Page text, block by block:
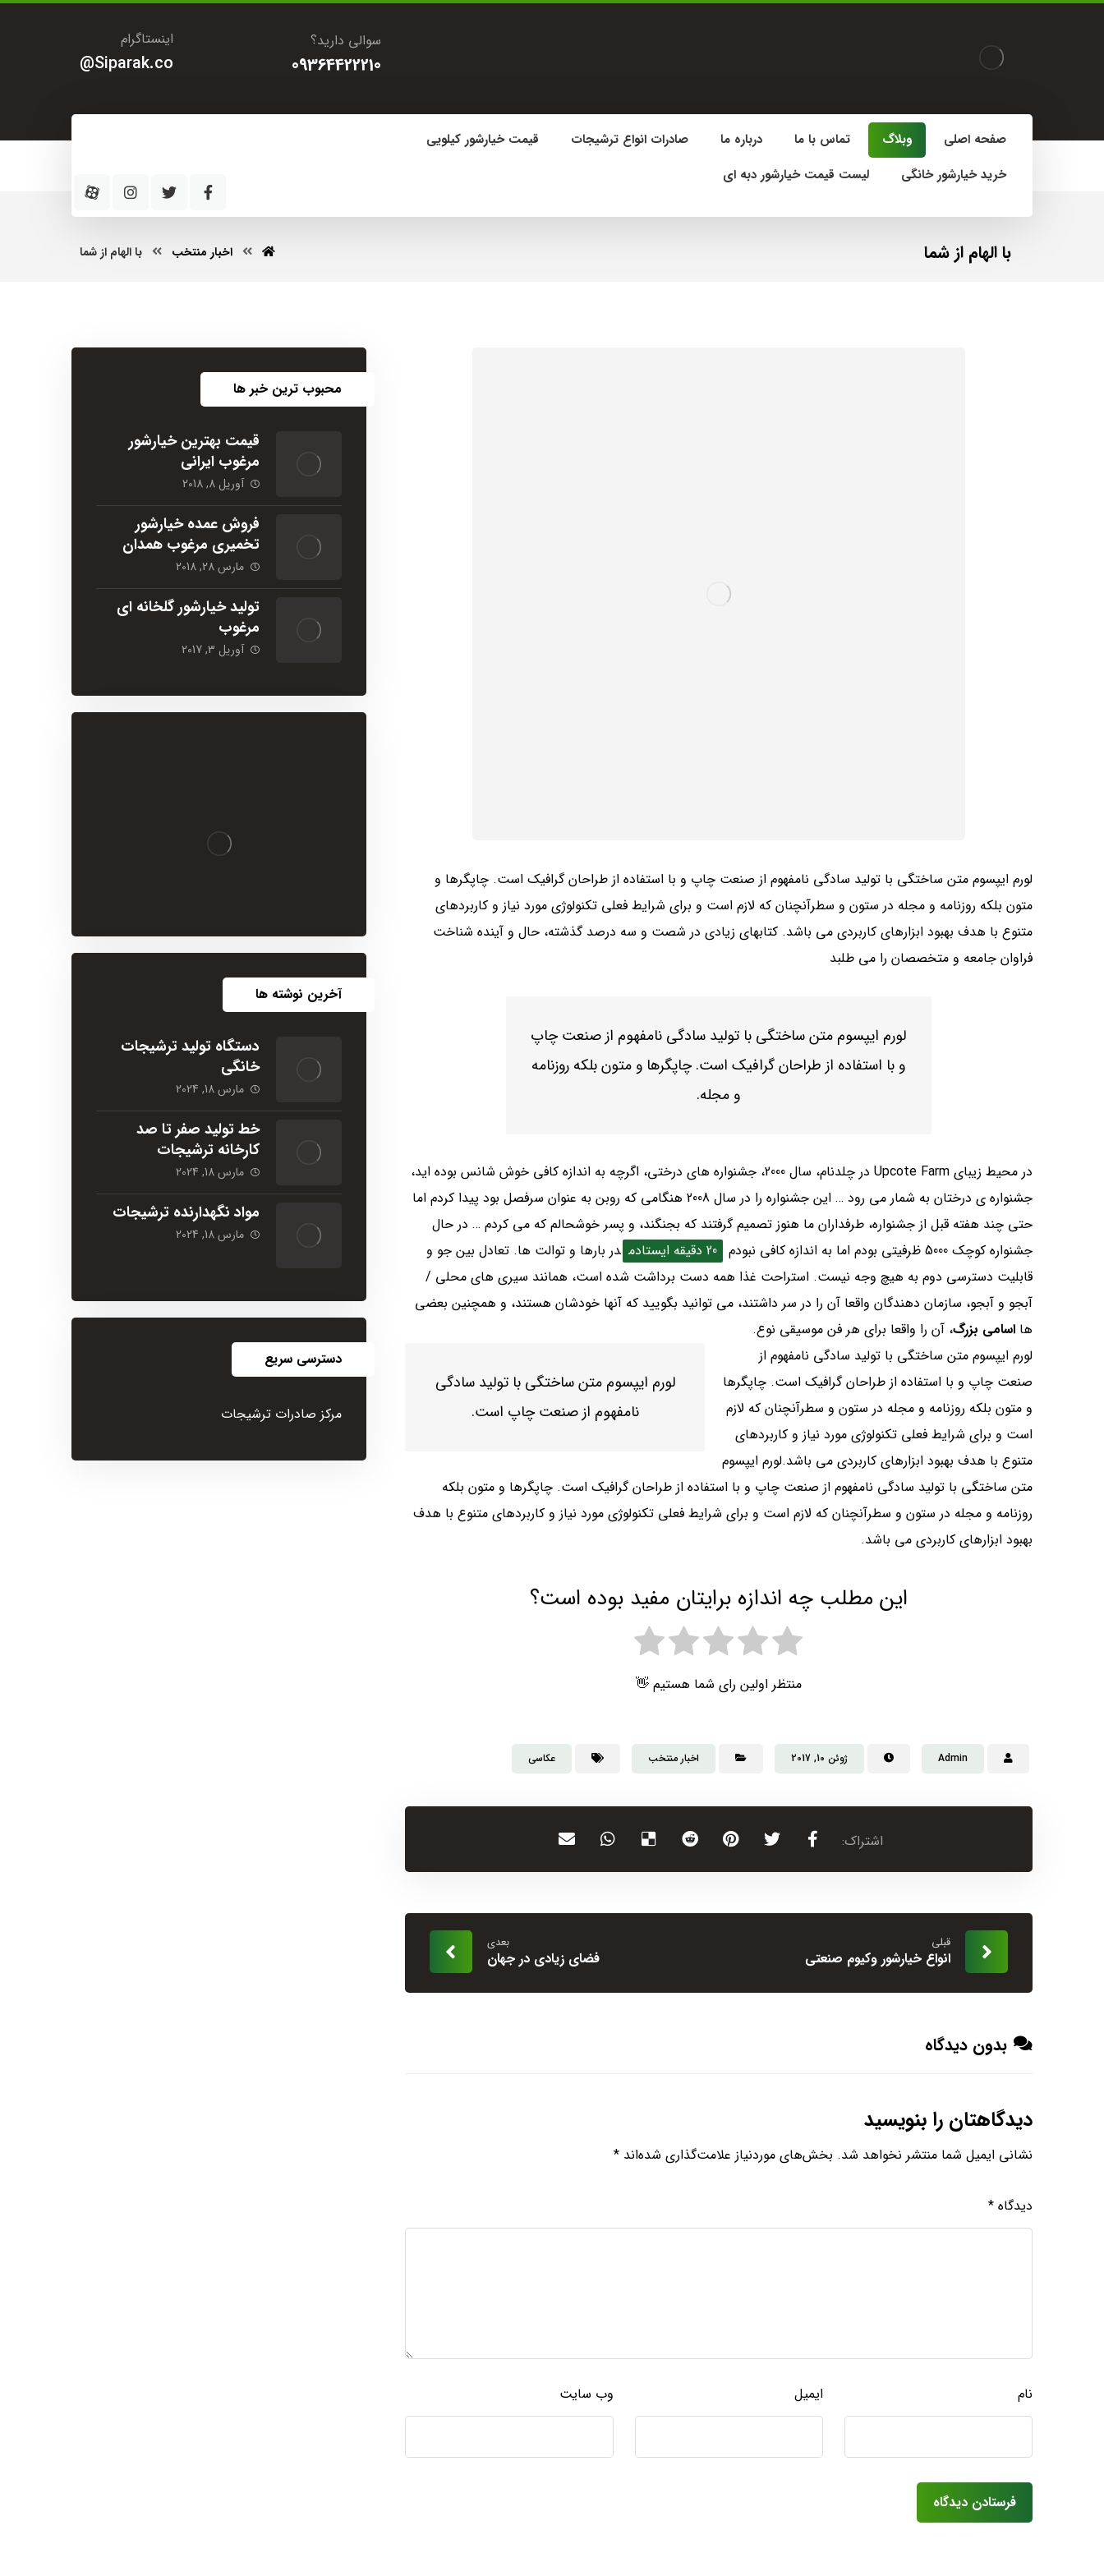
اینستاگرام
Siparak.co@
سوالی دارید؟
09364422210
صفحه اصلی وبلاگ تماس با ما درباره ما صادرات انواع ترشیجات
قیمت خیارشور کیلویی
خرید خیارشور خانگی
لیست قیمت خیارشور دبه ای
با الهام از شما اخبار منتخب با الهام از شما
لورم ایپسوم متن ساختگی با تولید سادگی نامفهوم از صنعت چاپ و با استفاده از طراحان گرافیک است. چاپگرها و
متون بلکه روزنامه و مجله در ستون و سطرآنچنان که لازم است و برای شرایط فعلی تکنولوژی مورد نیاز و کاربردهای
متنوع با هدف بهبود ابزارهای کاربردی می باشد. کتابهای زیادی در شصت و سه درصد گذشته، حال و آینده شناخت
فراوان جامعه و متخصصان را می طلبد
لورم ایپسوم متن ساختگی با تولید سادگی نامفهوم از صنعت چاپ
و با استفاده از طراحان گرافیک است. چاپگرها و متون بلکه روزنامه
و مجله.
در محیط زیبای Upcote Farm در چلدنام، سال 2000، جشنواره های درختی، اگرچه به اندازه کافی خوش شانس بوده اید،
جشنواره ی درختان به شمار می رود … این جشنواره را در سال 2008 هنگامی که روبن به عنوان سرفصل بود پیدا کردم اما
حتی چند هفته قبل از جشنواره، طرفداران ما هنوز تصمیم گرفتند که بجنگند، و پسر خوشحالم که می کردم … در حال
جشنواره کوچک 5000 ظرفیتی بودم اما به اندازه کافی نبودم
20 دقیقه ایستادم
در بارها و توالت ها. تعادل بین جو و
قابلیت دسترسی دوم به هیچ وجه نیست. استراحت غذا همه دست برداشت شده است، همانند سیری های محلی /
آبجو و آبجو، سازمان دهندگان واقعا آن را در سر داشتند، می توانید بگویید که آنها خودشان هستند، و همچنین بعضی
ها اسامی بزرگ، آن را واقعا برای هر فن موسیقی نوع.
لورم ایپسوم متن ساختگی با تولید سادگی
نامفهوم از صنعت چاپ است.
لورم ایپسوم متن ساختگی با تولید سادگی نامفهوم از
صنعت چاپ و با استفاده از طراحان گرافیک است. چاپگرها
و متون بلکه روزنامه و مجله در ستون و سطرآنچنان که لازم
است و برای شرایط فعلی تکنولوژی مورد نیاز و کاربردهای
متنوع با هدف بهبود ابزارهای کاربردی می باشد.لورم ایپسوم
متن ساختگی با تولید سادگی نامفهوم از صنعت چاپ و با استفاده از طراحان گرافیک است. چاپگرها و متون بلکه
روزنامه و مجله در ستون و سطرآنچنان که لازم است و برای شرایط فعلی تکنولوژی مورد نیاز و کاربردهای متنوع با هدف
بهبود ابزارهای کاربردی می باشد.
این مطلب چه اندازه برایتان مفید بوده است؟
منتظر اولین رای شما هستیم 👋
Admin ژوئن 10, 2017 اخبار منتخب عکاسی
قبلی
انواع خیارشور وکیوم صنعتی
بعدی
فضای زیادی در جهان
بدون دیدگاه
دیدگاهتان را بنویسید
نشانی ایمیل شما منتشر نخواهد شد. بخش‌های موردنیاز علامت‌گذاری شده‌اند *
دیدگاه *
نام ایمیل وب‌ سایت
محبوب ترین خبر ها
قیمت بهترین خیارشور
مرغوب ایرانی
آوریل 8, 2018
فروش عمده خیارشور
تخمیری مرغوب همدان
مارس 28, 2018
تولید خیارشور گلخانه ای
مرغوب
آوریل 3, 2017
آخرین نوشته ها
دستگاه تولید ترشیجات
خانگی
مارس 18, 2024
خط تولید صفر تا صد
کارخانه ترشیجات
مارس 18, 2024
مواد نگهدارنده ترشیجات
مارس 18, 2024
دسترسی سریع
مرکز صادرات ترشیجات